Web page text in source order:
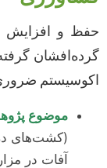
حفظ و افزایش
گرده‌افشان
اکوسیستم
موضوع
(کشت‌های
آفات در